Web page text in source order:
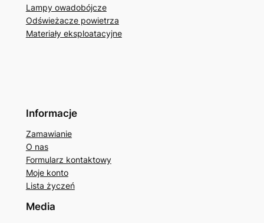
Lampy owadobójcze
Odświeżacze powietrza
Materiały eksploatacyjne
Informacje
Zamawianie
O nas
Formularz kontaktowy
Moje konto
Lista życzeń
Media